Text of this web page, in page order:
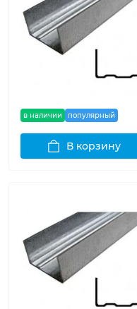
в наличии популярный
В корзину